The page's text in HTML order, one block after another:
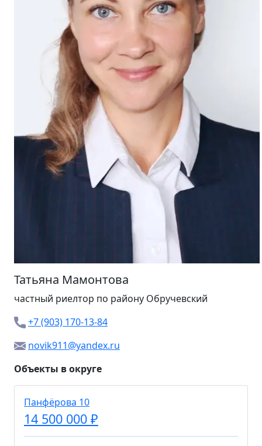
Татьяна Мамонтова
частный риелтор по району Обручевский
+7 (903) 170-13-84
novik911@yandex.ru
Объекты в округе
Панфёрова 10
14 500 000 ₽